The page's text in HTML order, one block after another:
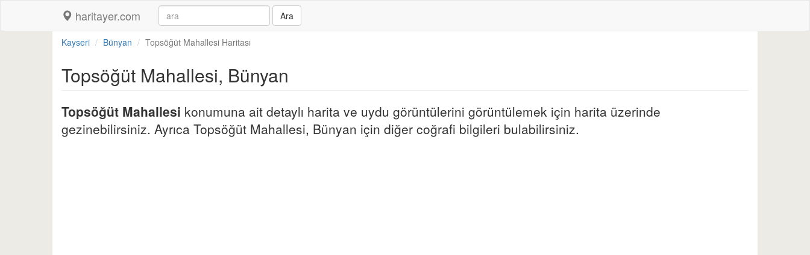
haritayer.com Ara
Kayseri Bünyan Topsöğüt Mahallesi Haritası
Topsöğüt Mahallesi, Bünyan
Topsöğüt Mahallesi konumuna ait detaylı harita ve uydu görüntülerini görüntülemek için harita üzerinde
gezinebilirsiniz. Ayrıca Topsöğüt Mahallesi, Bünyan için diğer coğrafi bilgileri bulabilirsiniz.